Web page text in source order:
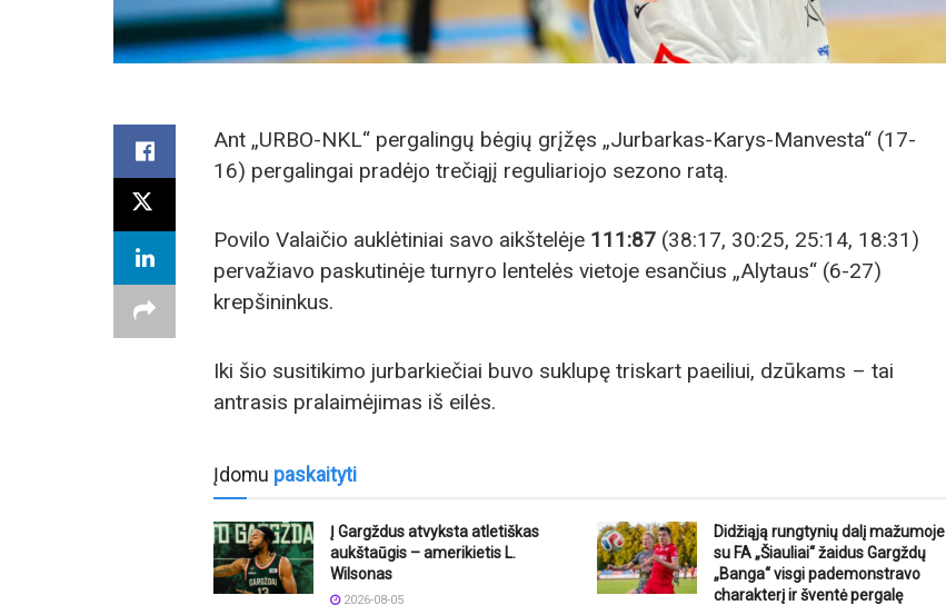
Ant „URBO-NKL“ pergalingų bėgių grįžęs „Jurbarkas-Karys-Manvesta“ (17-
16) pergalingai pradėjo trečiąjį reguliariojo sezono ratą.
Povilo Valaičio auklėtiniai savo aikštelėje 111:87 (38:17, 30:25, 25:14, 18:31)
pervažiavo paskutinėje turnyro lentelės vietoje esančius „Alytaus“ (6-27)
krepšininkus.
Iki šio susitikimo jurbarkiečiai buvo suklupę triskart paeiliui, dzūkams – tai
antrasis pralaimėjimas iš eilės.
Įdomu paskaityti
Į Gargždus atvyksta atletiškas
aukštaūgis – amerikietis L.
Wilsonas
2026-08-05
Didžiąją rungtynių dalį mažumoje
su FA „Šiauliai“ žaidus Gargždų
„Banga“ visgi pademonstravo
charakterį ir šventė pergalę